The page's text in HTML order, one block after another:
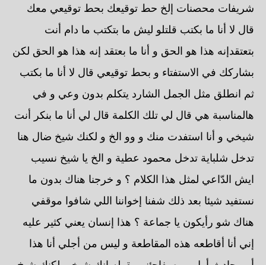
شريفات محصنات إلخ حط توقيعك بحط توقيعي معك
قال لا أنا ما بكتب قلتلو ليش ما بتكتب ما دام أنت
بتعتقدإنه هذا هو الحق و أنا ما بعتقد إنه هذا هو الحق لكن
بشاركك في الاستفتاء و بحط توقيعي قال لا أنا ما بكتب
ثم انطلق مثل الجمل الشارد يتكلم بدون وعي و في
هالمناسبة هي قال لي تلك الكلمة قال لي أنا ما بنكر أنت
شيخي و أنا استفدت منك و وو الخ و لكنك شيخ ضال هنا
تدخل شلباية تدخل محمود عطية و الخ يا شيخ نسيب
ايش الدّاعي لمثل هذا الكلام ؟ و خرجنا هناك بدون ما
نستفيد شيئا بعد ذلك شفنا إخواننا اللي شافوا موقفي
هناك شو رأيكون يا جماعة ؟ هذا إنسان يعني كثير عليه
إني أنا أقاطعه هذه المقاطعة و ليس من أجلي أنا هذا